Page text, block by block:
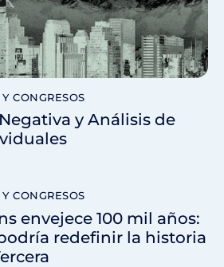
CONGRESOS
y Análisis de
CONGRESOS
envejece 100 mil años:
redefinir la historia